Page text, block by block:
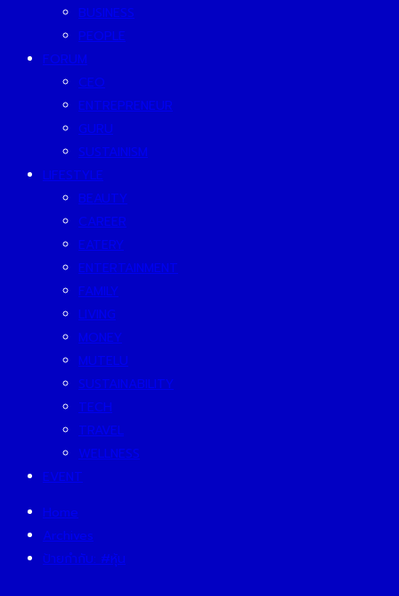
BUSINESS
PEOPLE
FORUM
CEO
ENTREPRENEUR
GURU
SUSTAINISM
LIFESTYLE
BEAUTY
CAREER
EATERY
ENTERTAINMENT
FAMILY
LIVING
MONEY
MUTELU
SUSTAINABILITY
TECH
TRAVEL
WELLNESS
EVENT
Home
Archives
ป้ายกำกับ: #หุ้น